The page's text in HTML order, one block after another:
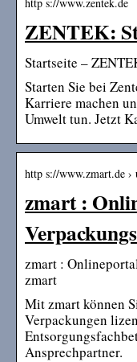
ZENTEK:
Startseite –
Starten Sie bei
Karriere machen
Umwelt tun. Jetzt
http s://www.zmart.de ›
zmart :
zmart :
zmart
Mit zmart können
Verpackungen
Ansprechpartner.